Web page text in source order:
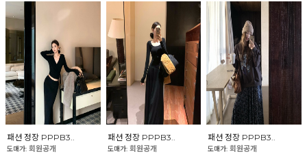
패션 정장 PPPB3..
도매가: 회원공개
패션 정장 PPPB3..
도매가: 회원공개
패션 정장 PPPB3..
도매가:회원공개